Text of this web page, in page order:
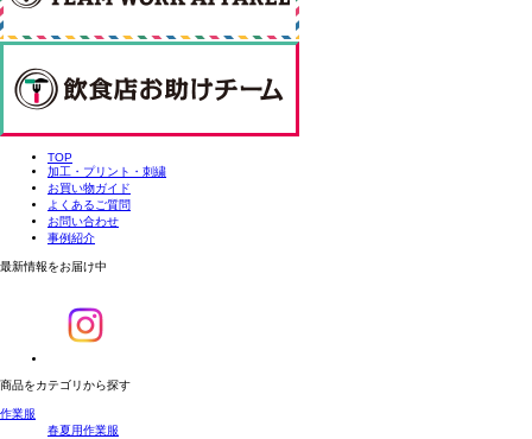
TOP
加工・プリント・刺繍
お買い物ガイド
よくあるご質問
お問い合わせ
事例紹介
最新情報をお届け中
商品をカテゴリから探す
作業服
春夏用作業服